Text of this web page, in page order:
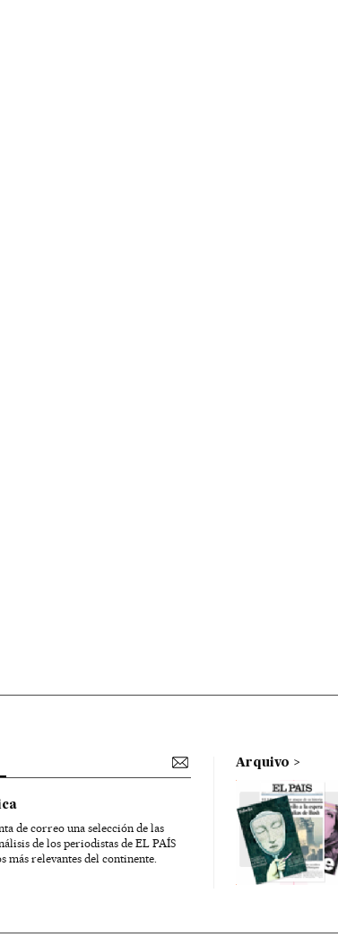
de correo una selección de las
de los periodistas de EL PAÍS
más relevantes del continente.
Arquivo